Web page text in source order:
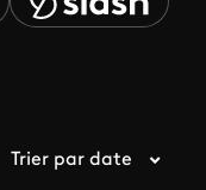
Trier par date